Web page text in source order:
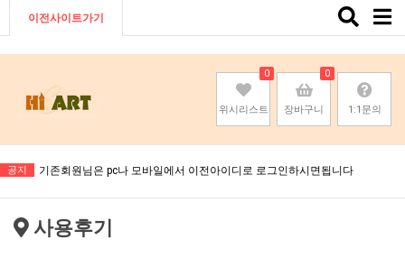
이전사이트가기
Toggle
위시리스트
0
장바구니
0
1:1문의
공지 기존회원님은 pc나 모바일에서 이전아이디로 로그인하시면됩니다
기존회원님은 pc나 모바일에서 이전아이디로 로그인하시면됩니다
기존회원님은 pc나 모바일에서 이전아이디로 로그인하시면됩니다
사용후기